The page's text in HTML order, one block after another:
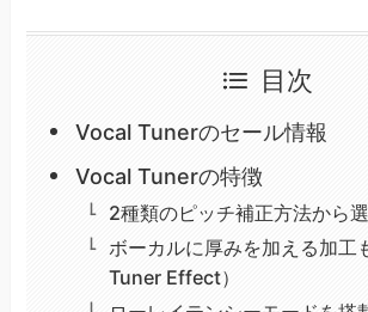
目次
Vocal Tunerのセール情報
Vocal Tunerの特徴
2種類のピッチ補正方法から
ボーカルに厚みを加える加工
Tuner Effect）